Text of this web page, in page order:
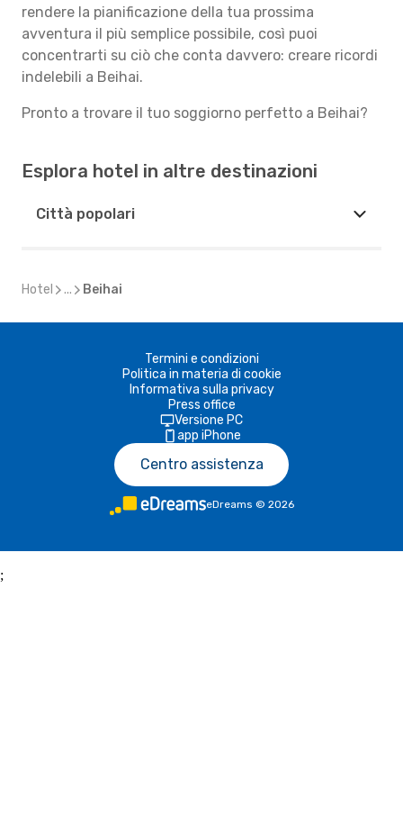
rendere la pianificazione della tua prossima
avventura il più semplice possibile, così puoi
concentrarti su ciò che conta davvero: creare ricordi
indelebili a Beihai.
Pronto a trovare il tuo soggiorno perfetto a Beihai?
Esplora hotel in altre destinazioni
Città popolari
Hotel ... Beihai
Termini e condizioni
Politica in materia di cookie
Informativa sulla privacy
Press office
Versione PC
app iPhone
Centro assistenza
eDreams © 2026
;